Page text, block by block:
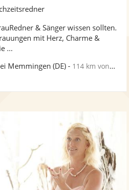
Fotos
& Sänger wissen sollten.
mit Herz, Charme &
...
Memmingen (DE) - 114 km von Stuttgart